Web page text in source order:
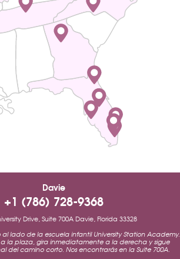
Davie
+1 (786) 728-9368
Drive, Suite 700A Davie, Florida 33328
al lado de la escuela infantil University Station Academy.
a la plaza, gira inmediatamente a la derecha y sigue
del camino corto. Nos encontrarás en la Suite 700A.